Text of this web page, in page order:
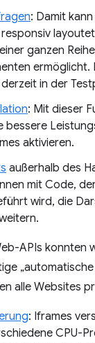
: Damit
ganzen
ermöglicht.
in der
: Mit dieser
bessere
aktivieren.
außerhalb des
mit Code,
wird, die
APIs konnten
„automatische
alle Websites
: Iframes
CPU-